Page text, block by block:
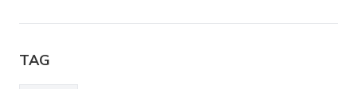
TAG